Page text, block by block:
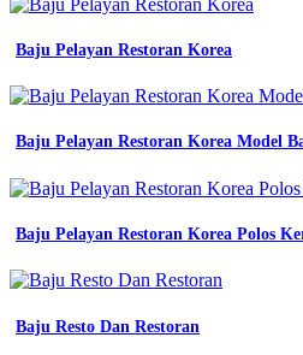
wearpack
pakaian
kerja
kemeja
coverall
setelan
seragam
biru
Kerja
Modern
Baju Pelayan Restoran Korea
Baju Pelayan Restoran Korea Model
Baju Pelayan Restoran Korea Polos
Baju Resto Dan Restoran